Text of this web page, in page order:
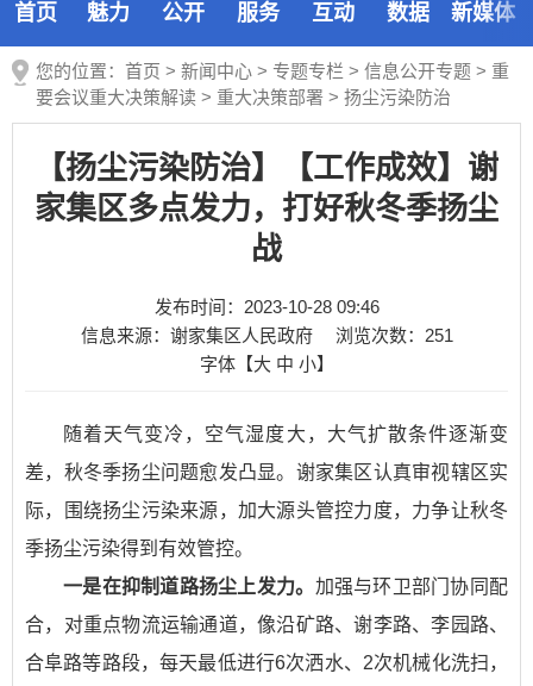
首页 魅力 公开 服务 互动 数据 新媒体
您的位置： 首页 > 新闻中心 > 专题专栏 > 信息公开专题 > 重
要会议重大决策解读 > 重大决策部署 > 扬尘污染防治
【扬尘污染防治】【工作成效】谢
家集区多点发力，打好秋冬季扬尘
战
发布时间：2023-10-28 09:46
信息来源：谢家集区人民政府
浏览次数： 251
字体【大 中 小】
随着天气变冷，空气湿度大，大气扩散条件逐渐变
差，秋冬季扬尘问题愈发凸显。谢家集区认真审视辖区实
际，围绕扬尘污染来源，加大源头管控力度，力争让秋冬
季扬尘污染得到有效管控。
一是在抑制道路扬尘上发力。 加强与环卫部门协同配
合，对重点物流运输通道，像沿矿路、谢李路、李园路、
合阜路等路段，每天最低进行6次洒水、2次机械化洗扫，